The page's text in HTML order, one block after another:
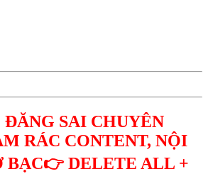
ĐĂNG SAI CHUYÊN
RÁC CONTENT, NỘI
BẠC👉 DELETE ALL +